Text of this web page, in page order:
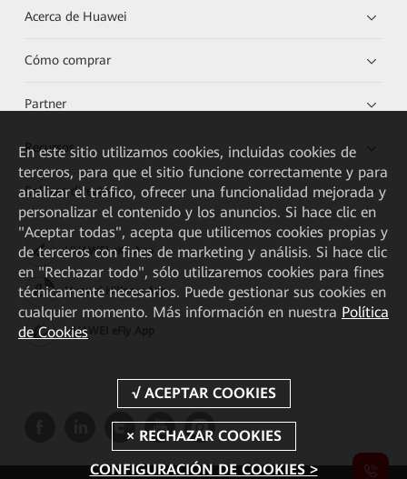
Acerca de Huawei
Cómo comprar
Partner
Recursos
Enlaces directos
HUAWEI eKit App
Huawei HiKnow App
HUAWEI eFly App
En este sitio utilizamos cookies, incluidas cookies de
terceros, para que el sitio funcione correctamente y para
analizar el tráfico, ofrecer una funcionalidad mejorada y
personalizar el contenido y los anuncios. Si hace clic en
"Aceptar todas", acepta que utilicemos cookies propias y
de terceros con fines de marketing y análisis. Si hace clic
en "Rechazar todo", sólo utilizaremos cookies para fines
técnicamente necesarios. Puede gestionar sus cookies en
cualquier momento. Más información en nuestra Política
de Cookies
CONFIGURACIÓN DE COOKIES >